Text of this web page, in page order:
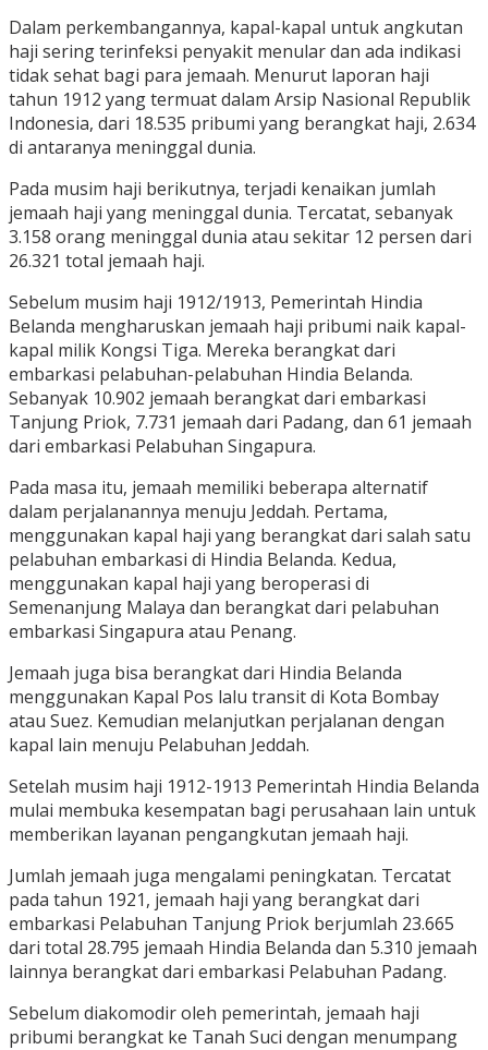
Dalam perkembangannya, kapal-kapal untuk angkutan
haji sering terinfeksi penyakit menular dan ada indikasi
tidak sehat bagi para jemaah. Menurut laporan haji
tahun 1912 yang termuat dalam Arsip Nasional Republik
Indonesia, dari 18.535 pribumi yang berangkat haji, 2.634
di antaranya meninggal dunia.
Pada musim haji berikutnya, terjadi kenaikan jumlah
jemaah haji yang meninggal dunia. Tercatat, sebanyak
3.158 orang meninggal dunia atau sekitar 12 persen dari
26.321 total jemaah haji.
Sebelum musim haji 1912/1913, Pemerintah Hindia
Belanda mengharuskan jemaah haji pribumi naik kapal-
kapal milik Kongsi Tiga. Mereka berangkat dari
embarkasi pelabuhan-pelabuhan Hindia Belanda.
Sebanyak 10.902 jemaah berangkat dari embarkasi
Tanjung Priok, 7.731 jemaah dari Padang, dan 61 jemaah
dari embarkasi Pelabuhan Singapura.
Pada masa itu, jemaah memiliki beberapa alternatif
dalam perjalanannya menuju Jeddah. Pertama,
menggunakan kapal haji yang berangkat dari salah satu
pelabuhan embarkasi di Hindia Belanda. Kedua,
menggunakan kapal haji yang beroperasi di
Semenanjung Malaya dan berangkat dari pelabuhan
embarkasi Singapura atau Penang.
Jemaah juga bisa berangkat dari Hindia Belanda
menggunakan Kapal Pos lalu transit di Kota Bombay
atau Suez. Kemudian melanjutkan perjalanan dengan
kapal lain menuju Pelabuhan Jeddah.
Setelah musim haji 1912-1913 Pemerintah Hindia Belanda
mulai membuka kesempatan bagi perusahaan lain untuk
memberikan layanan pengangkutan jemaah haji.
Jumlah jemaah juga mengalami peningkatan. Tercatat
pada tahun 1921, jemaah haji yang berangkat dari
embarkasi Pelabuhan Tanjung Priok berjumlah 23.665
dari total 28.795 jemaah Hindia Belanda dan 5.310 jemaah
lainnya berangkat dari embarkasi Pelabuhan Padang.
Sebelum diakomodir oleh pemerintah, jemaah haji
pribumi berangkat ke Tanah Suci dengan menumpang